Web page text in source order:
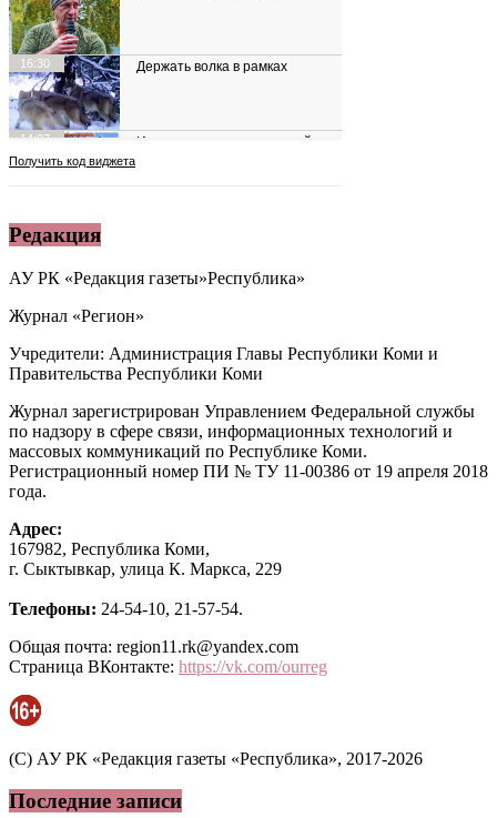
Редакция
АУ РК «Редакция газеты»Республика»
Журнал «Регион»
Учредители: Администрация Главы Республики Коми и
Правительства Республики Коми
Журнал зарегистрирован Управлением Федеральной службы
по надзору в сфере связи, информационных технологий и
массовых коммуникаций по Республике Коми.
Регистрационный номер ПИ № ТУ 11-00386 от 19 апреля 2018
года.
Адрес:
167982, Республика Коми,
г. Сыктывкар, улица К. Маркса, 229
Телефоны: 24-54-10, 21-57-54.
Общая почта: region11.rk@yandex.com
Страница ВКонтакте: https://vk.com/ourreg
(C) АУ РК «Редакция газеты «Республика», 2017-2026
Последние записи